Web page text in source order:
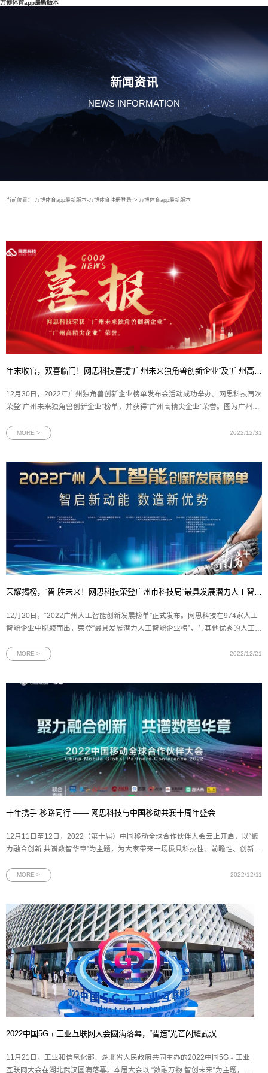
万博体育app最新版本
新闻资讯
NEWS INFORMATION
当前位置： 万博体育app最新版本-万博体育注册登录 > 万博体育app最新版本
12月30日，2022年广州独角兽创新企业榜单发布会活动成功举办。网思科技再次
荣登“广州未来独角兽创新企业”榜单，并获得“广州高精尖企业”荣誉。图为广州独
州市科学技术局指导、广州市科技创新企业协会和广州生产力促进中心主办
MORE > 2022/12/31
12月20日，“2022广州人工智能创新发展榜单”正式发布。网思科技在974家人工
智能企业中脱颖而出，荣登“最具发展潜力人工智能企业榜”，与其他优秀的人工智
新闻）据悉，该评选活动是在广州市科学技术局、广州市科技进步基金会及广州
MORE > 2022/12/21
十年携手 移路同行 —— 网思科技与中国移动共襄十周年盛会
12月11日至12日，2022（第十届）中国移动全球合作伙伴大会云上开启，以“聚
力融合创新 共谱数智华章”为主题，为大家带来一场极具科技性、前瞻性、创新性
通信行业年度盛会，自2013年起，已成功举办9届，搭建了生态产业链各方沟通
MORE > 2022/12/11
2022中国5G﹢工业互联网大会圆满落幕，“智造”光芒闪耀武汉
11月21日，工业和信息化部、湖北省人民政府共同主办的2022中国5G﹢工业
互联网大会在湖北武汉圆满落幕。本届大会以 “数融万物 智创未来”为主题，聚